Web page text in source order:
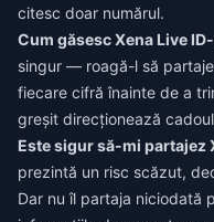
citesc doar numărul.
Cum găsesc Xena Live
singur — roagă-l să
fiecare cifră înainte de a
greșit direcționează
Este sigur să-mi partajez
prezintă un risc scăzut,
Dar nu îl partaja niciodată